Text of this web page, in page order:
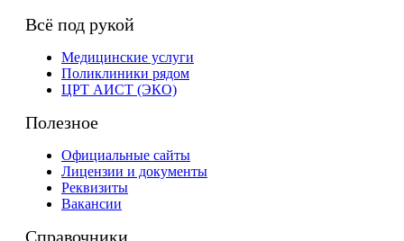
Всё под рукой
Медицинские услуги
Поликлиники рядом
ЦРТ АИСТ (ЭКО)
Полезное
Официальные сайты
Лицензии и документы
Реквизиты
Вакансии
Справочники